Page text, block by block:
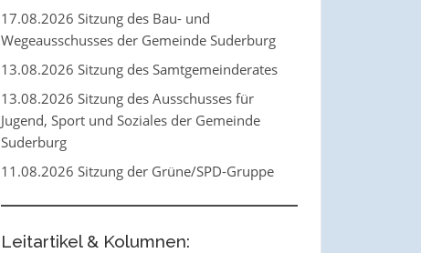
17.08.2026 Sitzung des Bau- und
Wegeausschusses der Gemeinde Suderburg
13.08.2026 Sitzung des Samtgemeinderates
13.08.2026 Sitzung des Ausschusses für
Jugend, Sport und Soziales der Gemeinde
Suderburg
11.08.2026 Sitzung der Grüne/SPD-Gruppe
Leitartikel & Kolumnen: